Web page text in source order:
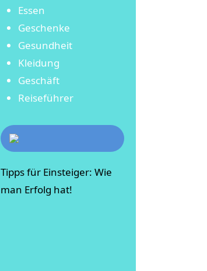
Essen
Geschenke
Gesundheit
Kleidung
Geschäft
Reiseführer
Tipps für Einsteiger: Wie
man Erfolg hat!